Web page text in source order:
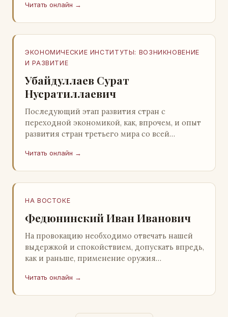
легального ко…
Читать онлайн →
ЭКОНОМИЧЕСКИЕ ИНСТИТУТЫ: ВОЗНИКНОВЕНИЕ
И РАЗВИТИЕ
Убайдуллаев Сурат
Нусратиллаевич
Последующий этап развития стран с
переходной экономикой, как, впрочем, и опыт
развития стран третьего мира со всей
ошибочность такого предс…
Читать онлайн →
НА ВОСТОКЕ
Федюнинский Иван Иванович
На провокацию необходимо отвечать нашей
выдержкой и спокойствием, допускать впредь,
как и раньше, применение оружия
самообороны о…
Читать онлайн →